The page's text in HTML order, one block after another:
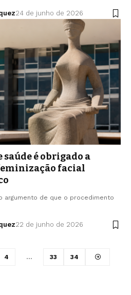
24 de junho de 2026
saúde é obrigado a
facial
argumento de que o procedimento
22 de junho de 2026
4 … 33 34